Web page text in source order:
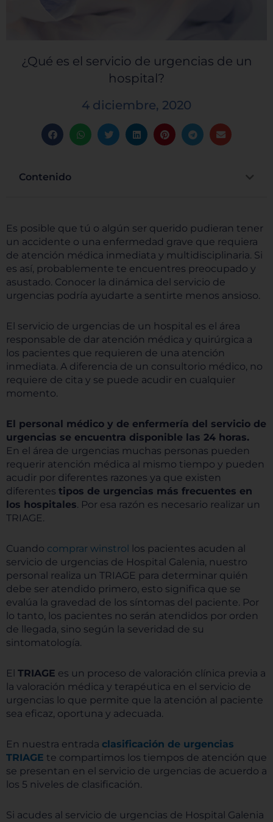
¿Qué es el servicio de urgencias de un
hospital?
4 diciembre, 2020
Contenido
Es posible que tú o algún ser querido pudieran tener
un accidente o una enfermedad grave que requiera
de atención médica inmediata y multidisciplinaria. Si
es así, probablemente te encuentres preocupado y
asustado. Conocer la dinámica del servicio de
urgencias podría ayudarte a sentirte menos ansioso.
El servicio de urgencias de un hospital es el área
responsable de dar atención médica y quirúrgica a
los pacientes que requieren de una atención
inmediata. A diferencia de un consultorio médico, no
requiere de cita y se puede acudir en cualquier
momento.
El personal médico y de enfermería del servicio de
urgencias se encuentra disponible las 24 horas.
En el área de urgencias muchas personas pueden
requerir atención médica al mismo tiempo y pueden
acudir por diferentes razones ya que existen
diferentes tipos de urgencias más frecuentes en
los hospitales. Por esa razón es necesario realizar un
TRIAGE.
Cuando comprar winstrol
los pacientes acuden al
servicio de urgencias de Hospital Galenia, nuestro
personal realiza un TRIAGE para determinar quién
debe ser atendido primero, esto significa que se
evalúa la gravedad de los síntomas del paciente. Por
lo tanto, los pacientes no serán atendidos por orden
de llegada, sino según la severidad de su
sintomatología.
El TRIAGE es un proceso de valoración clínica previa a
la valoración médica y terapéutica en el servicio de
urgencias lo que permite que la atención al paciente
sea eficaz, oportuna y adecuada.
En nuestra entrada clasificación de urgencias
TRIAGE te compartimos los tiempos de atención que
se presentan en el servicio de urgencias de acuerdo a
los 5 niveles de clasificación.
Si acudes al servicio de urgencias de Hospital Galenia